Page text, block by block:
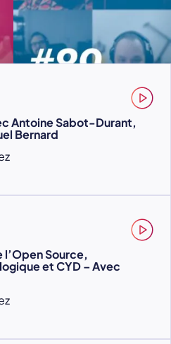
Antoine Sabot-Durant,
Bernard
Source,
et CYD – Avec